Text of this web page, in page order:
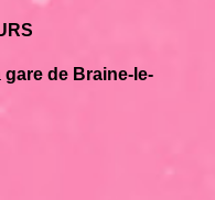
gare de Braine-le-